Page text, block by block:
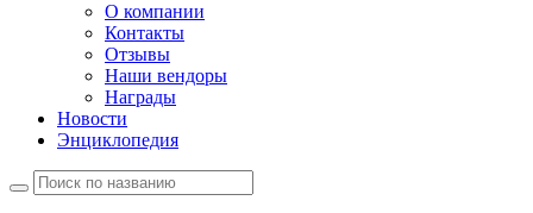
О компании
Контакты
Отзывы
Наши вендоры
Награды
Новости
Энциклопедия